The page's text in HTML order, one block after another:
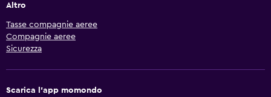
Altro
Tasse compagnie aeree
Compagnie aeree
Sicurezza
Scarica l'app momondo